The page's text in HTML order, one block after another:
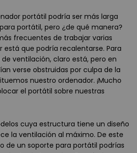
portátil podría ser más larga
portátil, pero ¿de qué manera?
frecuentes de trabajar varias
está que podría recalentarse. Para
ventilación, claro está, pero en
verse obstruidas por culpa de la
nuestro ordenador. ¡Mucho
el portátil sobre nuestras
cuya estructura tiene un diseño
la ventilación al máximo. De este
de un soporte para portátil podrías